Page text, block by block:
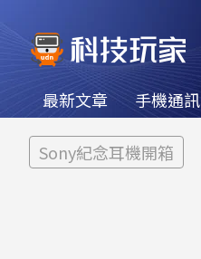
最新文章 手機通訊
Sony紀念耳機開箱